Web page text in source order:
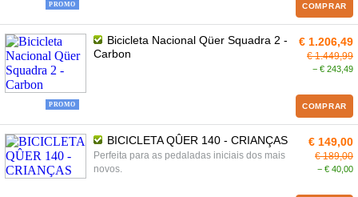
PROMO COMPRAR
PROMO
Bicicleta Nacional Qüer Squadra 2 -
Carbon
€ 1.206,49
€ 1.449,99
− € 243,49
COMPRAR
BICICLETA QÛER 140 - CRIANÇAS
Perfeita para as pedaladas iniciais dos mais
novos.
€ 149,00
€ 189,00
− € 40,00